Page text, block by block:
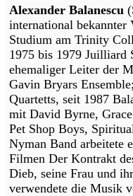
Alexander Balanescu
international
Studium am Trinity
1975 bis 1979 Juilliard
ehemaliger Leiter der
Gavin Bryars
Quartetts, seit 1987
mit David Byrne,
Pet Shop Boys,
Nyman Band arbeitete
Filmen Der Kontrakt
Dieb, seine Frau und
verwendete die Musik